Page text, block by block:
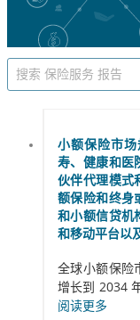
小额保险市
寿、健康和医
伙伴代理模式
额保险和终身
和小额信贷机
和移动平台以
全球小额保险
增长到 2034
阅读更多